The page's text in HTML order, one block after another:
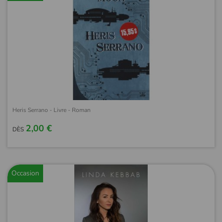
Heris Serrano - Livre - Roman
DÈS 2,00 €
Occasion